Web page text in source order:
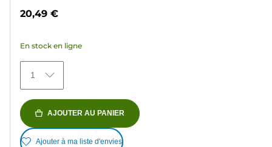
150
avis
20,49 €
En stock en ligne
1
AJOUTER AU PANIER
Ajouter à ma liste d'envies